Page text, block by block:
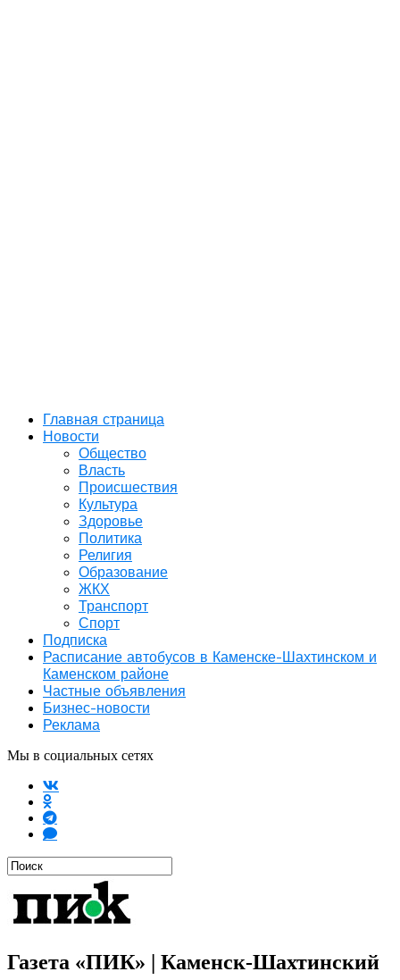
Главная страница
Новости
Общество
Власть
Происшествия
Культура
Здоровье
Политика
Религия
Образование
ЖКХ
Транспорт
Спорт
Подписка
Расписание автобусов в Каменске-Шахтинском и
Каменском районе
Частные объявления
Бизнес-новости
Реклама
Мы в социальных сетях
Газета «ПИК» | Каменск-Шахтинский